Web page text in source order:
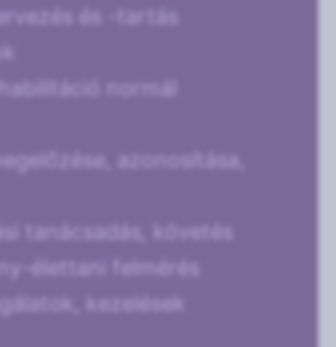
és -tartás
normál
azonosítása,
tanácsadás, követés
élettani felmérés
kezelések